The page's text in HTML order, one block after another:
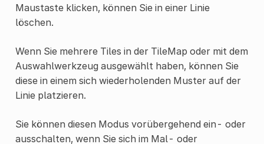
Maustaste klicken, können Sie in einer Linie
löschen.
Wenn Sie mehrere Tiles in der TileMap oder mit dem
Auswahlwerkzeug ausgewählt haben, können Sie
diese in einem sich wiederholenden Muster auf der
Linie platzieren.
Sie können diesen Modus vorübergehend ein- oder
ausschalten, wenn Sie sich im Mal- oder